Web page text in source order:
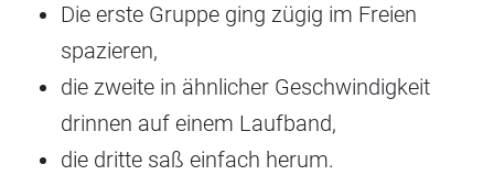
Die erste Gruppe ging zügig im Freien
spazieren,
die zweite in ähnlicher Geschwindigkeit
drinnen auf einem Laufband,
die dritte saß einfach herum.